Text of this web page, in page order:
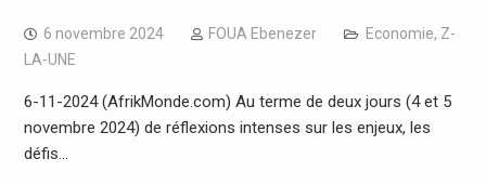
6 novembre 2024 FOUA Ebenezer Economie, Z-
LA-UNE
6-11-2024 (AfrikMonde.com) Au terme de deux jours (4 et 5
novembre 2024) de réflexions intenses sur les enjeux, les
défis…